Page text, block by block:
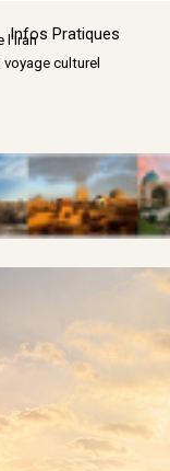
Sauter
▼
Infos Pratiques
l'Iran
culturel